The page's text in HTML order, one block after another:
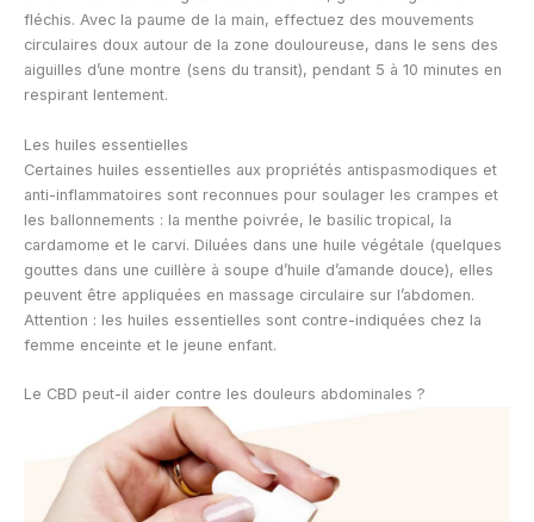
fléchis. Avec la paume de la main, effectuez des mouvements
circulaires doux autour de la zone douloureuse, dans le sens des
aiguilles d’une montre (sens du transit), pendant 5 à 10 minutes en
respirant lentement.
Les huiles essentielles
Certaines huiles essentielles aux propriétés antispasmodiques et
anti-inflammatoires sont reconnues pour soulager les crampes et
les ballonnements : la menthe poivrée, le basilic tropical, la
cardamome et le carvi. Diluées dans une huile végétale (quelques
gouttes dans une cuillère à soupe d’huile d’amande douce), elles
peuvent être appliquées en massage circulaire sur l’abdomen.
Attention : les huiles essentielles sont contre-indiquées chez la
femme enceinte et le jeune enfant.
Le CBD peut-il aider contre les douleurs abdominales ?